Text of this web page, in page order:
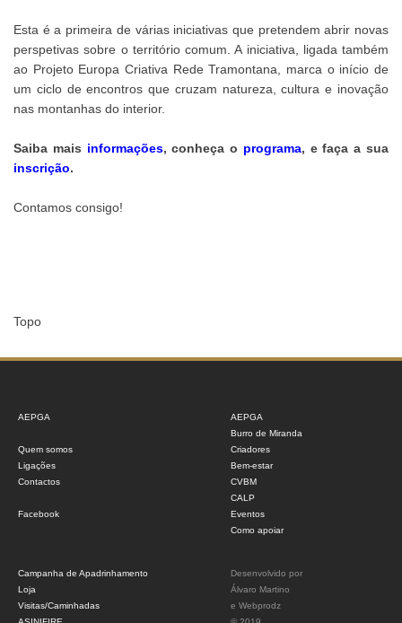
Esta é a primeira de várias iniciativas que pretendem abrir novas
perspetivas sobre o território comum. A iniciativa, ligada também
ao Projeto Europa Criativa Rede Tramontana, marca o início de
um ciclo de encontros que cruzam natureza, cultura e inovação
nas montanhas do interior.
Saiba mais informações, conheça o programa, e faça a sua
inscrição.
Contamos consigo!
Topo
AEPGA
Quem somos
Ligações
Contactos
Facebook
AEPGA
Burro de Miranda
Criadores
Bem-estar
CVBM
CALP
Eventos
Como apoiar
Campanha de Apadrinhamento
Loja
Visitas/Caminhadas
Desenvolvido por
Álvaro Martino
e Webprodz